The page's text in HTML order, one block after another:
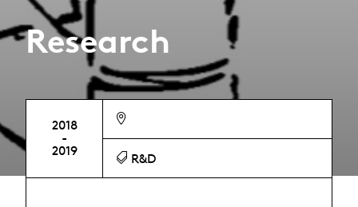
Research
2018
-
2019
R&D